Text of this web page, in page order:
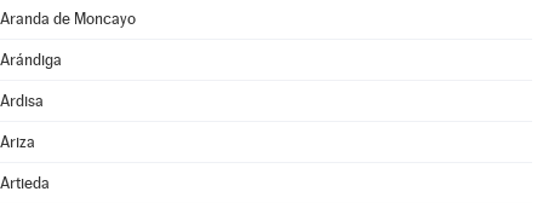
Aranda de Moncayo
Arándiga
Ardisa
Ariza
Artieda